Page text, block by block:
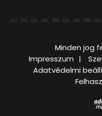
Minden jog
Impresszum
Adatvédelmi